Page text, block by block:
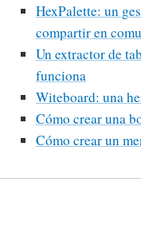
HexPalette: un
compartir en
Un extractor de
funciona
Witeboard: una
Cómo crear una
Cómo crear un